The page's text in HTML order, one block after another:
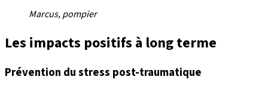
Marcus, pompier
Les impacts positifs à long terme
Prévention du stress post-traumatique